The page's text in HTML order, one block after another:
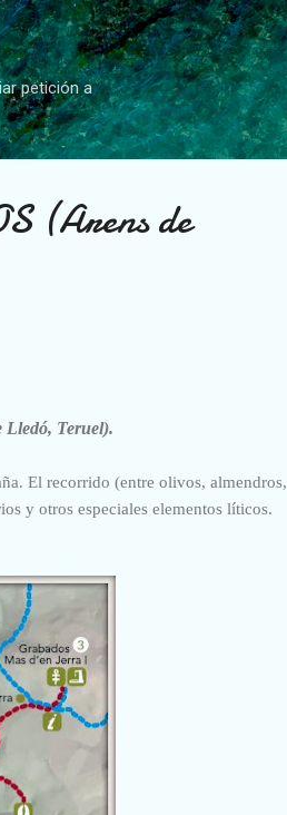
petición a
(Arens de
Lledó, Teruel).
El recorrido (entre olivos, almendros,
y otros especiales elementos líticos.